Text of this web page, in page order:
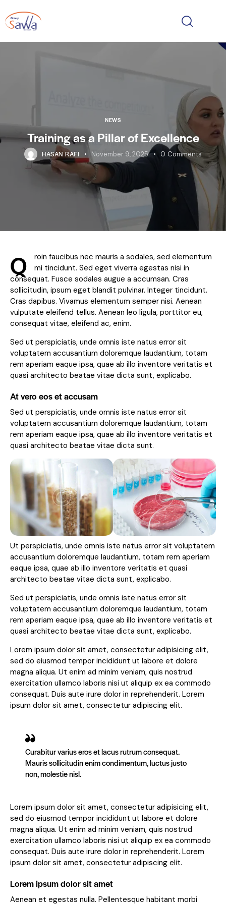
NEWS
Training as a Pillar of Excellence
HASAN RAFI November 9, 2025 0 Comments
Q
roin faucibus nec mauris a sodales, sed elementum
mi tincidunt. Sed eget viverra egestas nisi in
consequat. Fusce sodales augue a accumsan. Cras
sollicitudin, ipsum eget blandit pulvinar. Integer tincidunt.
Cras dapibus. Vivamus elementum semper nisi. Aenean
vulputate eleifend tellus. Aenean leo ligula, porttitor eu,
consequat vitae, eleifend ac, enim.
Sed ut perspiciatis, unde omnis iste natus error sit
voluptatem accusantium doloremque laudantium, totam
rem aperiam eaque ipsa, quae ab illo inventore veritatis et
quasi architecto beatae vitae dicta sunt, explicabo.
At vero eos et accusam
Sed ut perspiciatis, unde omnis iste natus error sit
voluptatem accusantium doloremque laudantium, totam
rem aperiam eaque ipsa, quae ab illo inventore veritatis et
quasi architecto beatae vitae dicta sunt.
Ut perspiciatis, unde omnis iste natus error sit voluptatem
accusantium doloremque laudantium, totam rem aperiam
eaque ipsa, quae ab illo inventore veritatis et quasi
architecto beatae vitae dicta sunt, explicabo.
Sed ut perspiciatis, unde omnis iste natus error sit
voluptatem accusantium doloremque laudantium, totam
rem aperiam eaque ipsa, quae ab illo inventore veritatis et
quasi architecto beatae vitae dicta sunt, explicabo.
Lorem ipsum dolor sit amet, consectetur adipisicing elit,
sed do eiusmod tempor incididunt ut labore et dolore
magna aliqua. Ut enim ad minim veniam, quis nostrud
exercitation ullamco laboris nisi ut aliquip ex ea commodo
consequat. Duis aute irure dolor in reprehenderit. Lorem
ipsum dolor sit amet, consectetur adipiscing elit.
Curabitur varius eros et lacus rutrum consequat.
Mauris sollicitudin enim condimentum, luctus justo
non, molestie nisl.
Lorem ipsum dolor sit amet, consectetur adipisicing elit,
sed do eiusmod tempor incididunt ut labore et dolore
magna aliqua. Ut enim ad minim veniam, quis nostrud
exercitation ullamco laboris nisi ut aliquip ex ea commodo
consequat. Duis aute irure dolor in reprehenderit. Lorem
ipsum dolor sit amet, consectetur adipiscing elit.
Lorem ipsum dolor sit amet
Aenean et egestas nulla. Pellentesque habitant morbi